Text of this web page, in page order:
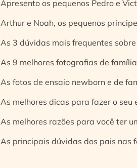
Apresento os pequenos Pedro e
Arthur e Noah, os pequenos
As 3 dúvidas mais frequentes
As 9 melhores fotografias de
As fotos de ensaio newborn e de
As melhores dicas para fazer o
As melhores razões para você ter
As principais dúvidas dos pais nas